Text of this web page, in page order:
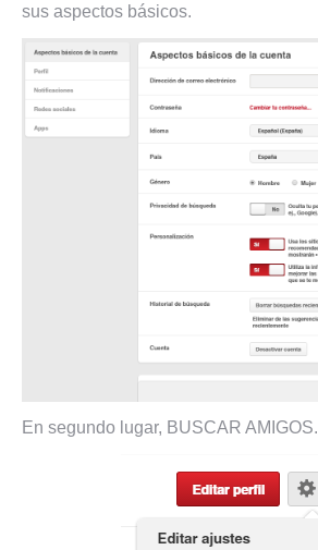
sus aspectos básicos.
En segundo lugar, BUSCAR AMIGOS.